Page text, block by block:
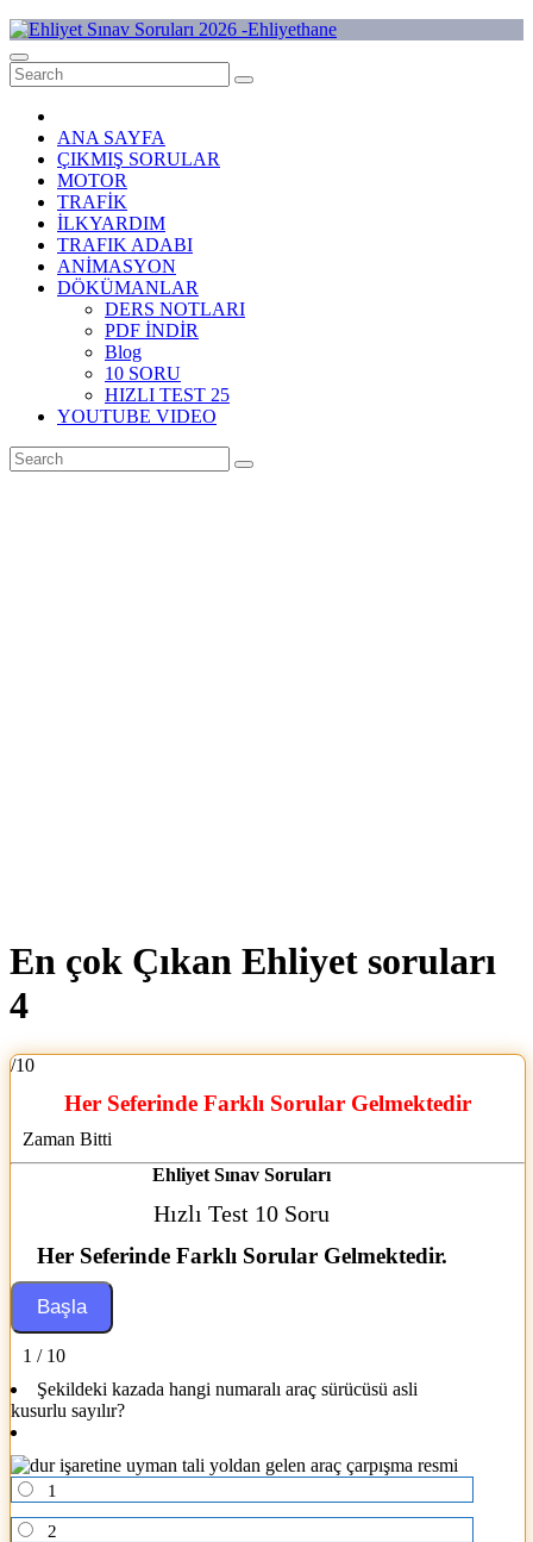
Skip
to
content
Ehliyet Sınav Soruları 2026 -Ehliyethane
ANA SAYFA
ÇIKMIŞ SORULAR
MOTOR
TRAFİK
İLKYARDIM
TRAFIK ADABI
ANİMASYON
DÖKÜMANLAR
DERS NOTLARI
PDF İNDİR
Blog
10 SORU
HIZLI TEST 25
YOUTUBE VIDEO
En çok Çıkan Ehliyet soruları
4
/10
Her Seferinde Farklı Sorular Gelmektedir
Zaman Bitti
Ehliyet Sınav Soruları
Hızlı Test 10 Soru
Her Seferinde Farklı Sorular Gelmektedir.
1 / 10
Şekildeki kazada hangi numaralı araç sürücüsü asli
kusurlu sayılır?
1
2